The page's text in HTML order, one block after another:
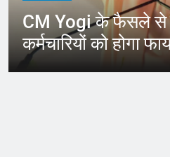
CM Yogi के फैसले से
कर्मचारियों को होगा
जिले में कर सकेंगे काम